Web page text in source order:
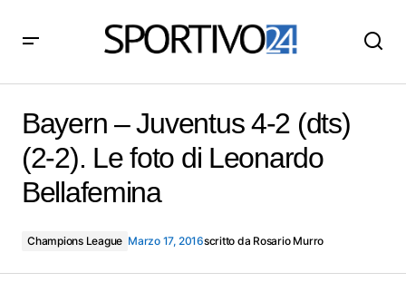
Bayern – Juventus 4-2 (dts)
(2-2). Le foto di Leonardo
Bellafemina
Champions League Marzo 17, 2016scritto da Rosario Murro